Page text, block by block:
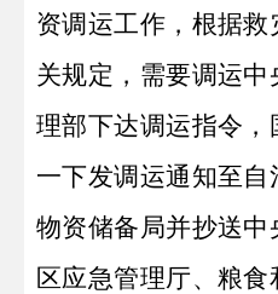
资调运工作，根据救
关规定，需要调运
理部下达调运指令
一下发调运通知至
物资储备局并抄送
区应急管理厅、粮